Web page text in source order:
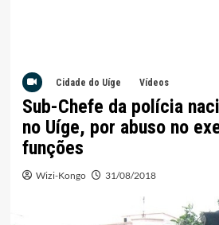
Cidade do Uíge Vídeos
Sub-Chefe da polícia
no Uíge, por abuso no
funções
Wizi-Kongo 31/08/2018